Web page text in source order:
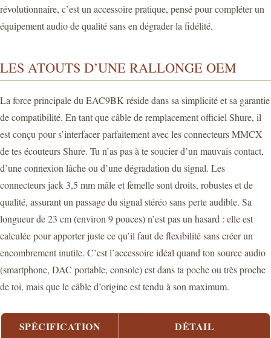
révolutionnaire, c’est un accessoire pratique, pensé pour compléter un
équipement audio de qualité sans en dégrader la fidélité.
LES ATOUTS D’UNE RALLONGE OEM
La force principale du EAC9BK réside dans sa simplicité et sa garantie
de compatibilité. En tant que câble de remplacement officiel Shure, il
est conçu pour s’interfacer parfaitement avec les connecteurs MMCX
de tes écouteurs Shure. Tu n’as pas à te soucier d’un mauvais contact,
d’une connexion lâche ou d’une dégradation du signal. Les
connecteurs jack 3,5 mm mâle et femelle sont droits, robustes et de
qualité, assurant un passage du signal stéréo sans perte audible. Sa
longueur de 23 cm (environ 9 pouces) n’est pas un hasard : elle est
calculée pour apporter juste ce qu’il faut de flexibilité sans créer un
encombrement inutile. C’est l’accessoire idéal quand ton source audio
(smartphone, DAC portable, console) est dans ta poche ou très proche
de toi, mais que le câble d’origine est tendu à son maximum.
SPÉCIFICATION
DÉTAIL